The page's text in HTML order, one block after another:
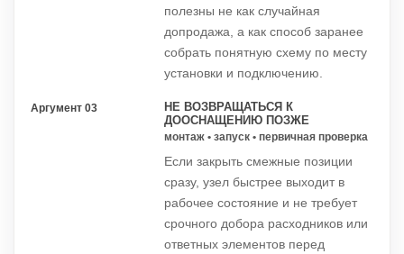
полезны не как случайная
допродажа, а как способ заранее
собрать понятную схему по месту
установки и подключению.
Аргумент 03
НЕ ВОЗВРАЩАТЬСЯ К
ДООСНАЩЕНИЮ ПОЗЖЕ
монтаж • запуск • первичная проверка
Если закрыть смежные позиции
сразу, узел быстрее выходит в
рабочее состояние и не требует
срочного добора расходников или
ответных элементов перед